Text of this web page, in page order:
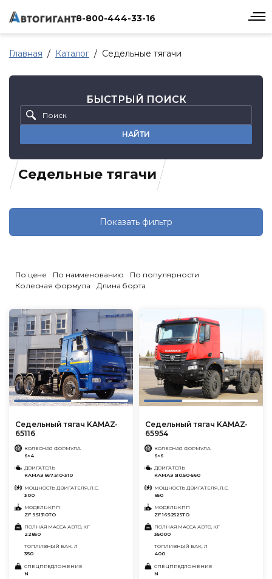
8-800-444-33-16
Главная Каталог Седельные тягачи
Седельные тягачи
БЫСТРЫЙ ПОИСК
НАЙТИ
Показать фильтр
По цене По наименованию
По популярности
Колесная формула
Длина борта
Седельный тягач KAMAZ-
65116
КОЛЕСНАЯ ФОРМУЛА
6×4
ДВИГАТЕЛЬ
КАМАЗ 667.510-310
МОЩНОСТЬ ДВИГАТЕЛЯ, Л.С.
300
МОДЕЛЬ КПП
ZF 9S1310TO
ПОЛНАЯ МАССА АВТО, КГ
22850
ТОПЛИВНЫЙ БАК, Л
350
СПЕЦПРЕДЛОЖЕНИЕ
N
Седельный тягач KAMAZ-
65954
КОЛЕСНАЯ ФОРМУЛА
6×6
ДВИГАТЕЛЬ
КАМАЗ 910.50-560
МОЩНОСТЬ ДВИГАТЕЛЯ, Л.С.
650
МОДЕЛЬ КПП
ZF 16S2525TO
ПОЛНАЯ МАССА АВТО, КГ
35000
ТОПЛИВНЫЙ БАК, Л
400
СПЕЦПРЕДЛОЖЕНИЕ
N